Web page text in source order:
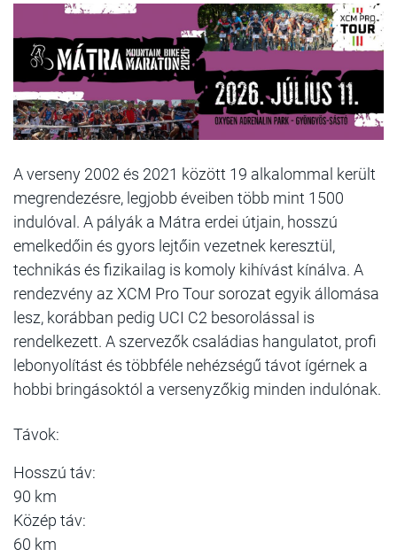
A verseny 2002 és 2021 között 19 alkalommal került
megrendezésre, legjobb éveiben több mint 1500
indulóval. A pályák a Mátra erdei útjain, hosszú
emelkedőin és gyors lejtőin vezetnek keresztül,
technikás és fizikailag is komoly kihívást kínálva. A
rendezvény az XCM Pro Tour sorozat egyik állomása
lesz, korábban pedig UCI C2 besorolással is
rendelkezett. A szervezők családias hangulatot, profi
lebonyolítást és többféle nehézségű távot ígérnek a
hobbi bringásoktól a versenyzőkig minden indulónak.
Távok:
Hosszú táv:
90 km
Közép táv:
60 km